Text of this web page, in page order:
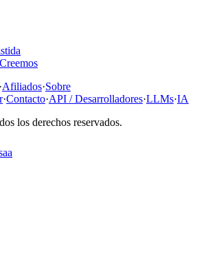
·Afiliados·Sobre
·Contacto·API / Desarrolladores·LLMs·IA
los derechos reservados.